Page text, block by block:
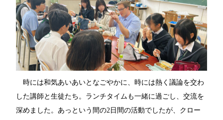
時には和気あいあいとなごやかに、時には熱く議論を交わ
した講師と生徒たち。ランチタイムも一緒に過ごし、交流を
深めました。あっという間の2日間の活動でしたが、クロー